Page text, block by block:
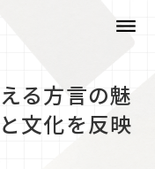
dehaze
る方言の魅
文化を反映